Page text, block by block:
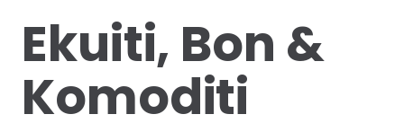
Ekuiti, Bon &
Komoditi